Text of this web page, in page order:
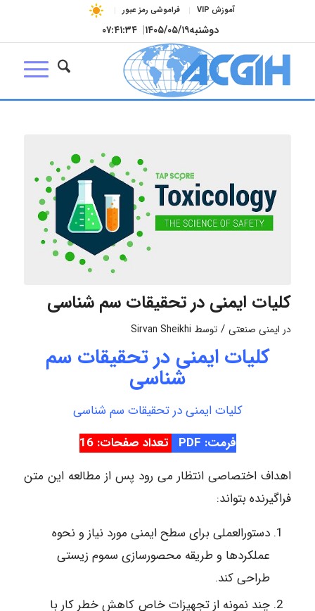
آموزش VIP فراموشی رمز عبور
دوشنبه۱۴۰۵/۰۵/۱۹| ۰۷:۴۱:۳۵
کلیات ایمنی در تحقیقات سم شناسی
در ایمنی صنعتی / توسط Sirvan Sheikhi
کلیات ایمنی در تحقیقات سم
شناسی
کلیات ایمنی در تحقیقات سم شناسی
فرمت: PDF
تعداد صفحات: 16
اهداف اختصاصی انتظار می رود پس از مطالعه این متن
فراگیرنده بتواند:
دستورالعملی برای سطح ایمنی مورد نیاز و نحوه
عملکردها و طریقه محصورسازی سموم زیستی
طراحی کند.
چند نمونه از تجهیزات خاص کاهش خطر کار با